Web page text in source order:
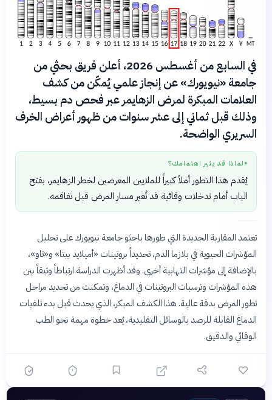
في السابع من أغسطس 2026، أعلن فريق بحثي من
جامعة «نيويورك» عن إنجاز علمي يُمكّن من كشف
العلامات المبكرة لمرض الزهايمر عبر فحص دم بسيط،
وذلك قبل ثماني إلى عشر سنوات من ظهور أعراض الخرف
السريري الواضحة.
● لماذا قد يثير اهتمامك؟
يُقدم هذا التطور أملاً كبيراً للملايين المعرضين لخطر الزهايمر، بفتح
الباب أمام تدخلات وقائية قد تُغير مسار المرض قبل تفاقمه.
تعتمد المقاربة الجديدة التي طورها باحثو جامعة نيويورك على تحليل
المؤشرات الحيوية في بلازما الدم، تحديداً بروتينات «أميلايد بيتا» و«تاو»،
بالإضافة إلى مؤشرات التهابية أخرى. وقد أظهرت الدراسة ارتباطاً وثيقاً بين
هذه المؤشرات وترسبات البروتينات في الدماغ، وتمكنت من تحديد مراحل
تطور المرض بدقة عالية. هذا الكشف المبكر، الذي يحدث قبل بدء تلفيات
الدماغ القابلة للرصد بالوسائل التقليدية، يُعد خطوة مهمة نحو الطب
الوقائي والدقيق.